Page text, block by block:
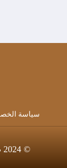
سياسة
© 2024 طويق نيوز | برمجة وتصميم